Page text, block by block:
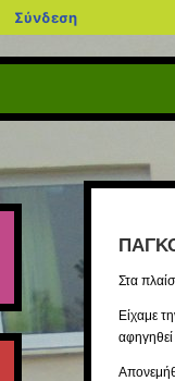
blogs.sch.gr
Σύνδεση
Στα
Είχαμε